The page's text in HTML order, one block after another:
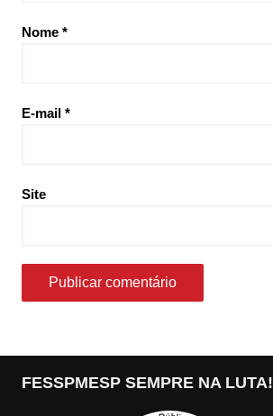
Nome *
E-mail *
Site
FESSPMESP SEMPRE NA LUTA!